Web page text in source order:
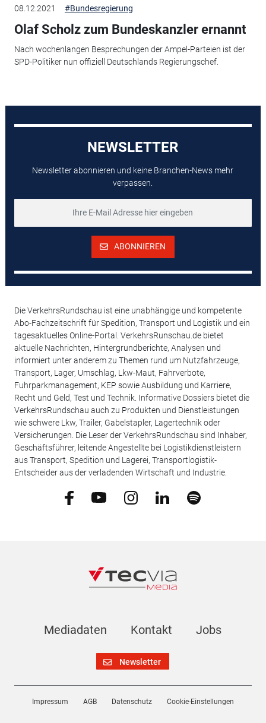
08.12.2021 #Bundesregierung
Olaf Scholz zum Bundeskanzler ernannt
Nach wochenlangen Besprechungen der Ampel-Parteien ist der
SPD-Politiker nun offiziell Deutschlands Regierungschef.
NEWSLETTER
Newsletter abonnieren und keine Branchen-News mehr
verpassen.
ABONNIEREN
Die VerkehrsRundschau ist eine unabhängige und kompetente
Abo-Fachzeitschrift für Spedition, Transport und Logistik und ein
tagesaktuelles Online-Portal. VerkehrsRunschau.de bietet
aktuelle Nachrichten, Hintergrundberichte, Analysen und
informiert unter anderem zu Themen rund um Nutzfahrzeuge,
Transport, Lager, Umschlag, Lkw-Maut, Fahrverbote,
Fuhrparkmanagement, KEP sowie Ausbildung und Karriere,
Recht und Geld, Test und Technik. Informative Dossiers bietet die
VerkehrsRundschau auch zu Produkten und Dienstleistungen
wie schwere Lkw, Trailer, Gabelstapler, Lagertechnik oder
Versicherungen. Die Leser der VerkehrsRundschau sind Inhaber,
Geschäftsführer, leitende Angestellte bei Logistikdienstleistern
aus Transport, Spedition und Lagerei, Transportlogistik-
Entscheider aus der verladenden Wirtschaft und Industrie.
Mediadaten Kontakt Jobs
Newsletter
Impressum AGB Datenschutz Cookie-Einstellungen